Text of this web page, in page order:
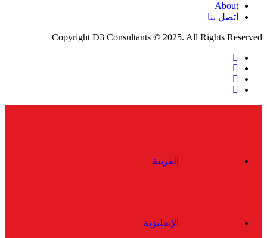
About
اتصل بنا
Copyright D3 Consultants © 2025. All Rights Reserved
twitter
facebook
linkedin
instagram
العربية
الإنجليزية